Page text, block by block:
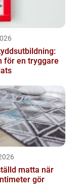
för en tryggare
matta när
gör